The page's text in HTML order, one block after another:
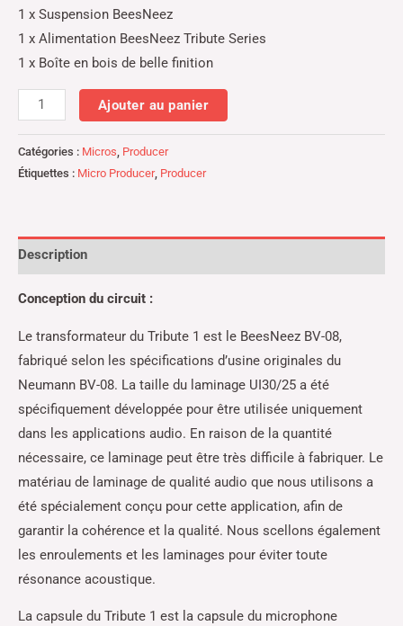
1 x Suspension BeesNeez
1 x Alimentation BeesNeez Tribute Series
1 x Boîte en bois de belle finition
Ajouter au panier
Catégories : Micros Producer
Étiquettes : Micro Producer, Producer
Description
Conception du circuit :
Le transformateur du Tribute 1 est le BeesNeez BV-08,
fabriqué selon les spécifications d’usine originales du
Neumann BV-08. La taille du laminage UI30/25 a été
spécifiquement développée pour être utilisée uniquement
dans les applications audio. En raison de la quantité
nécessaire, ce laminage peut être très difficile à fabriquer. Le
matériau de laminage de qualité audio que nous utilisons a
été spécialement conçu pour cette application, afin de
garantir la cohérence et la qualité. Nous scellons également
les enroulements et les laminages pour éviter toute
résonance acoustique.
La capsule du Tribute 1 est la capsule du microphone